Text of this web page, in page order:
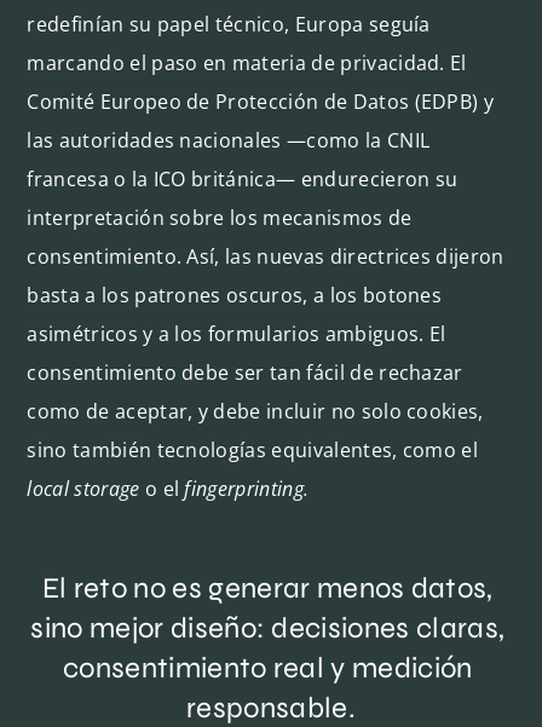
redefinían su papel técnico, Europa seguía
marcando el paso en materia de privacidad. El
Comité Europeo de Protección de Datos (EDPB) y
las autoridades nacionales —como la CNIL
francesa o la ICO británica— endurecieron su
interpretación sobre los mecanismos de
consentimiento. Así, las nuevas directrices dijeron
basta a los patrones oscuros, a los botones
asimétricos y a los formularios ambiguos. El
consentimiento debe ser tan fácil de rechazar
como de aceptar, y debe incluir no solo cookies,
sino también tecnologías equivalentes, como el
local storage o el fingerprinting.
El reto no es generar menos datos,
sino mejor diseño: decisiones claras,
consentimiento real y medición
responsable.